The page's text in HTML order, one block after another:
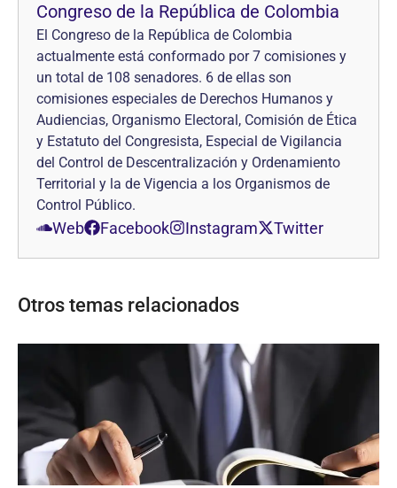
Congreso de la República de Colombia
El Congreso de la República de Colombia
actualmente está conformado por 7 comisiones y
un total de 108 senadores. 6 de ellas son
comisiones especiales de Derechos Humanos y
Audiencias, Organismo Electoral, Comisión de Ética
y Estatuto del Congresista, Especial de Vigilancia
del Control de Descentralización y Ordenamiento
Territorial y la de Vigencia a los Organismos de
Control Público.
Web Facebook Instagram Twitter
Otros temas relacionados